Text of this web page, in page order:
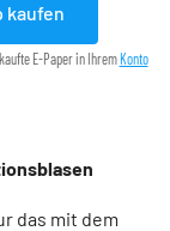
kaufen
E-Paper in IhremKonto
das mit dem